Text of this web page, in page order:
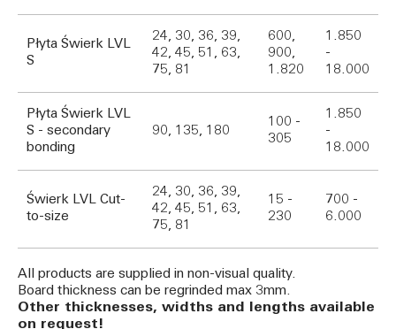
Płyta Świerk LVL
S
24, 30, 36, 39,
42, 45, 51, 63,
75, 81
600,
900,
1.820
1.850
-
18.000
Płyta Świerk LVL
S - secondary
bonding
90, 135, 180
100 -
305
1.850
-
18.000
Świerk LVL Cut-
to-size
24, 30, 36, 39,
42, 45, 51, 63,
75, 81
15 -
230
700 -
6.000
All products are supplied in non-visual quality.
Board thickness can be regrinded max 3mm.
Other thicknesses, widths and lengths available
on request!